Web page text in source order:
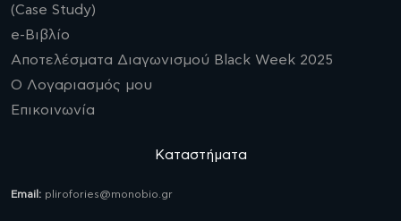
(Case Study)
e-Βιβλίο
Αποτελέσματα Διαγωνισμού Black Week 2025
Ο Λογαριασμός μου
Επικοινωνία
Καταστήματα
Email: plirofories@monobio.gr